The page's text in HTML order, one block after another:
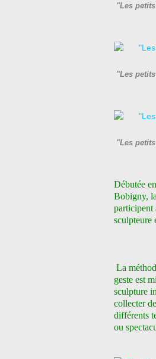
"Les
"Les
"Les
Débutée
Bobigny,
participent
sculpteure
La
geste est
sculpture
collecter
différents
ou